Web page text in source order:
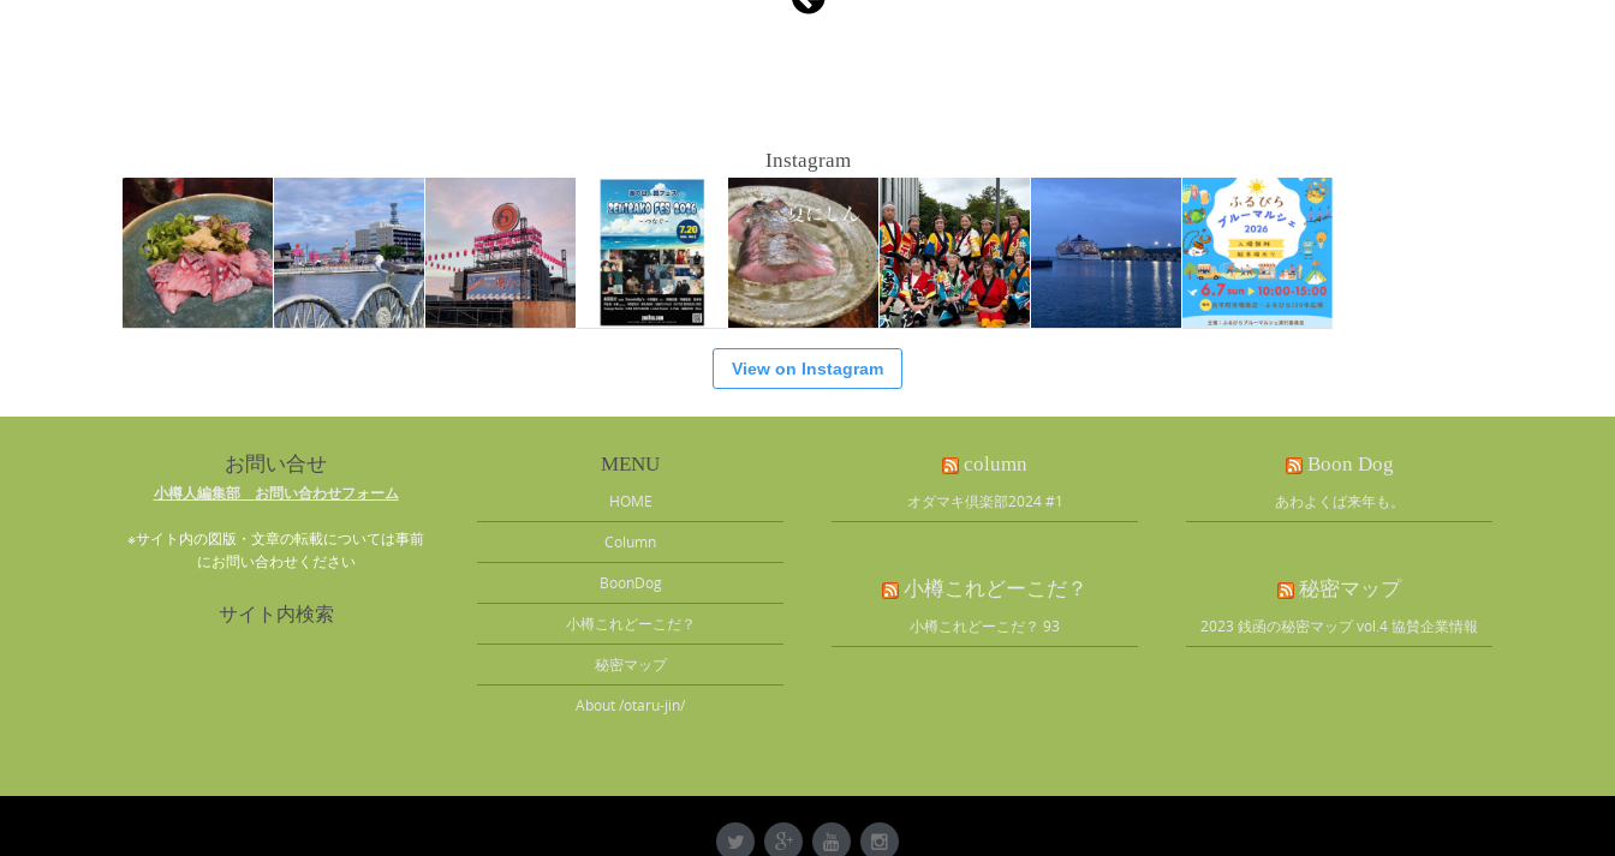
Instagram
View on Instagram
お問い合せ
小樽人編集部 お問い合わせフォーム
※サイト内の図版・文章の転載については事前
にお問い合わせください
サイト内検索
MENU
HOME
Column
BoonDog
小樽これどーこだ？
秘密マップ
About /otaru-jin/
column
オダマキ倶楽部2024 #1
小樽これどーこだ？
小樽これどーこだ？ 93
Boon Dog
あわよくば来年も。
秘密マップ
2023 銭函の秘密マップ vol.4 協賛企業情報